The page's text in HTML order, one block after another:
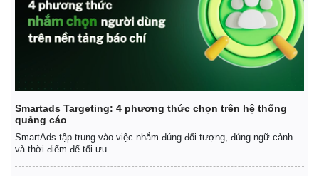
Smartads Targeting: 4 phương thức chọn trên hệ thống
quảng cáo
SmartAds tập trung vào việc nhắm đúng đối tượng, đúng ngữ cảnh
và thời điểm để tối ưu.